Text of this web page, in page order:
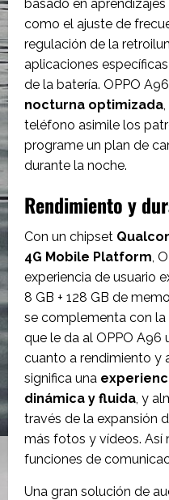
basado en
como el ajuste de
regulación de la
aplicaciones
de la batería. OPPO
nocturna optimizada
teléfono asimile los
programe un plan de
durante la noche.
Rendimiento y
Con un chipset
4G Mobile Platform,
experiencia de usuario
8 GB + 128 GB de
se complementa con la
que le da al OPPO A96
cuanto a rendimiento y
significa una
dinámica y fluida, y
través de la expansión
más fotos y vídeos. Así
funciones de
Una gran solución de